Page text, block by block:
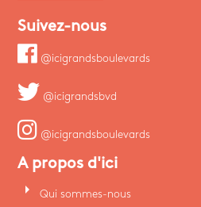
Suivez-nous
@icigrandsboulevards
@icigrandsbvd
@icigrandsboulevards
A propos d'ici
arrow_right Qui sommes-nous